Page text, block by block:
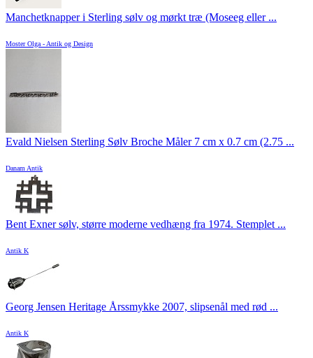
Manchetknapper i Sterling sølv og mørkt træ (Moseeg eller ...
Moster Olga - Antik og Design
Evald Nielsen Sterling Sølv Broche Måler 7 cm x 0.7 cm (2.75 ...
Danam Antik
Bent Exner sølv, større moderne vedhæng fra 1974. Stemplet ...
Antik K
Georg Jensen Heritage Årssmykke 2007, slipsenål med rød ...
Antik K